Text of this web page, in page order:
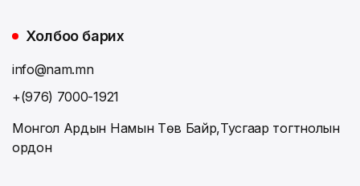
Холбоо барих
info@nam.mn
+(976) 7000-1921
Монгол Ардын Намын Төв Байр,Тусгаар тогтнолын
ордон